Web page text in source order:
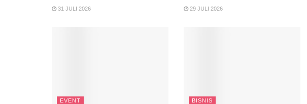
Promo dan Peluncuran Produk
31 JULI 2026
Pikiran!
29 JULI 2026
EVENT BISNIS